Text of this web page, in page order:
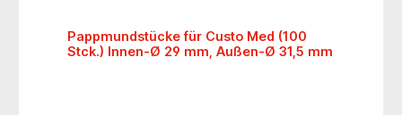
Pappmundstücke für Custo Med (100
Stck.) Innen-Ø 29 mm, Außen-Ø 31,5 mm